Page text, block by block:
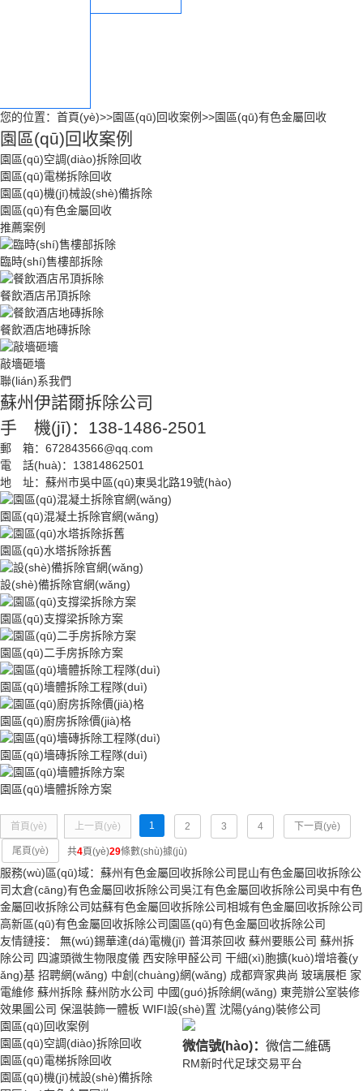
您的位置： 首頁(yè)>>園區(qū)回收案例>>園區(qū)有色金屬回收
園區(qū)回收案例
園區(qū)空調(diào)拆除回收
園區(qū)電梯拆除回收
園區(qū)機(jī)械設(shè)備拆除
園區(qū)有色金屬回收
推薦案例
臨時(shí)售樓部拆除
餐飲酒店吊頂拆除
餐飲酒店地磚拆除
敲墻砸墻
聯(lián)系我們
蘇州伊諾爾拆除公司
手 機(jī)：138-1486-2501
郵 箱：672843566@qq.com
電 話(huà)：13814862501
地 址：蘇州市吳中區(qū)東吳北路19號(hào)
園區(qū)混凝土拆除官網(wǎng)
園區(qū)水塔拆除拆舊
設(shè)備拆除官網(wǎng)
園區(qū)支撐梁拆除方案
園區(qū)二手房拆除方案
園區(qū)墻體拆除工程隊(duì)
園區(qū)廚房拆除價(jià)格
園區(qū)墻磚拆除工程隊(duì)
園區(qū)墻體拆除方案
首頁(yè) 上一頁(yè) 1 2 3 4 下一頁(yè)
尾頁(yè) 共4頁(yè)29條數(shù)據(jù)
服務(wù)區(qū)域： 蘇州有色金屬回收拆除公司 昆山有色金屬回收拆除公
司太倉(cāng)有色金屬回收拆除公司吳江有色金屬回收拆除公司吳中有色
金屬回收拆除公司姑蘇有色金屬回收拆除公司相城有色金屬回收拆除公司
高新區(qū)有色金屬回收拆除公司 園區(qū)有色金屬回收拆除公司
友情鏈接：
無(wú)錫華達(dá)電機(jī) 普洱茶回收 蘇州要賬公司 蘇州拆
除公司 四濾頭微生物限度儀 西安除甲醛公司 干細(xì)胞擴(kuò)增培養(y
ǎng)基 招聘網(wǎng) 中創(chuàng)網(wǎng) 成都齊家典尚 玻璃展柜 家
電維修 蘇州拆除 蘇州防水公司 中國(guó)拆除網(wǎng) 東莞辦公室裝修
效果圖公司 保溫裝飾一體板 WIFI設(shè)置 沈陽(yáng)裝修公司
園區(qū)回收案例
園區(qū)空調(diào)拆除回收
園區(qū)電梯拆除回收
園區(qū)機(jī)械設(shè)備拆除
微信號(hào)： 微信二維碼
RM新时代足球交易平台